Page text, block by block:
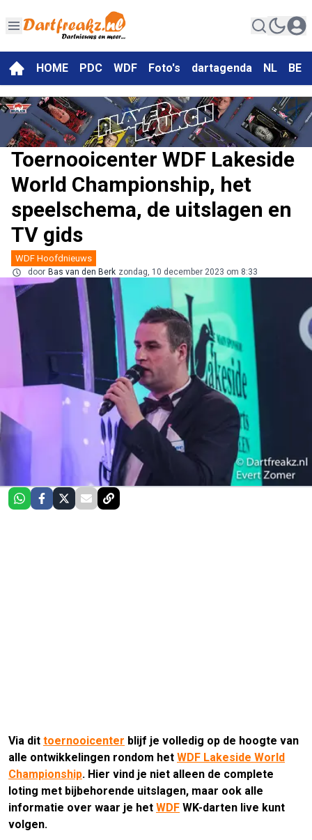
HOME PDC WDF Foto's dartagenda NL BE
Toernooicenter WDF Lakeside
World Championship, het
speelschema, de uitslagen en
TV gids
WDF Hoofdnieuws
door Bas van den Berk zondag, 10 december 2023 om 8:33
Via dit toernooicenter blijf je volledig op de hoogte van
alle ontwikkelingen rondom het WDF Lakeside World
Championship. Hier vind je niet alleen de complete
loting met bijbehorende uitslagen, maar ook alle
informatie over waar je het WDF WK-darten live kunt
volgen.